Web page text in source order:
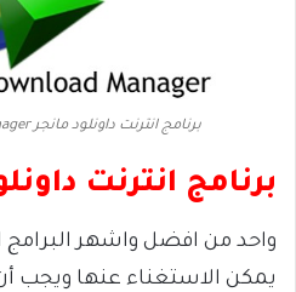
برنامج انترنت داونلود مانجر Internet Download Manager
برنامج انترنت
واحد من افضل واشهر البرامج
يمكن الاستغناء عنها ويجب